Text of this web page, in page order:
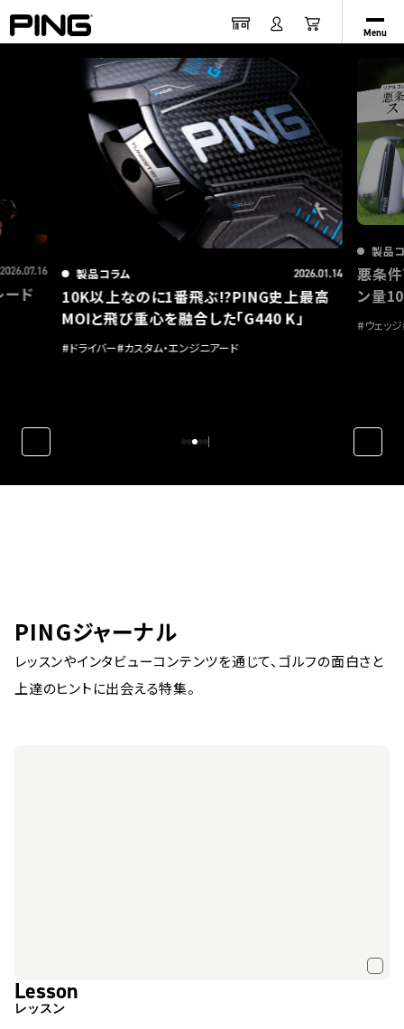
Menu
2026.07.16
ード
製品コラム 2026.01.14
10K以上なのに1番飛ぶ!?PING史上最高
MOIと飛び重心を融合した「G440 K」
#ドライバー#カスタム・エンジニアード
製品
悪条件
ン量
#ウェッジ
PINGジャーナル
レッスンやインタビューコンテンツを通じて、ゴルフの面白さと
上達のヒントに出会える特集。
Lesson
レッスン